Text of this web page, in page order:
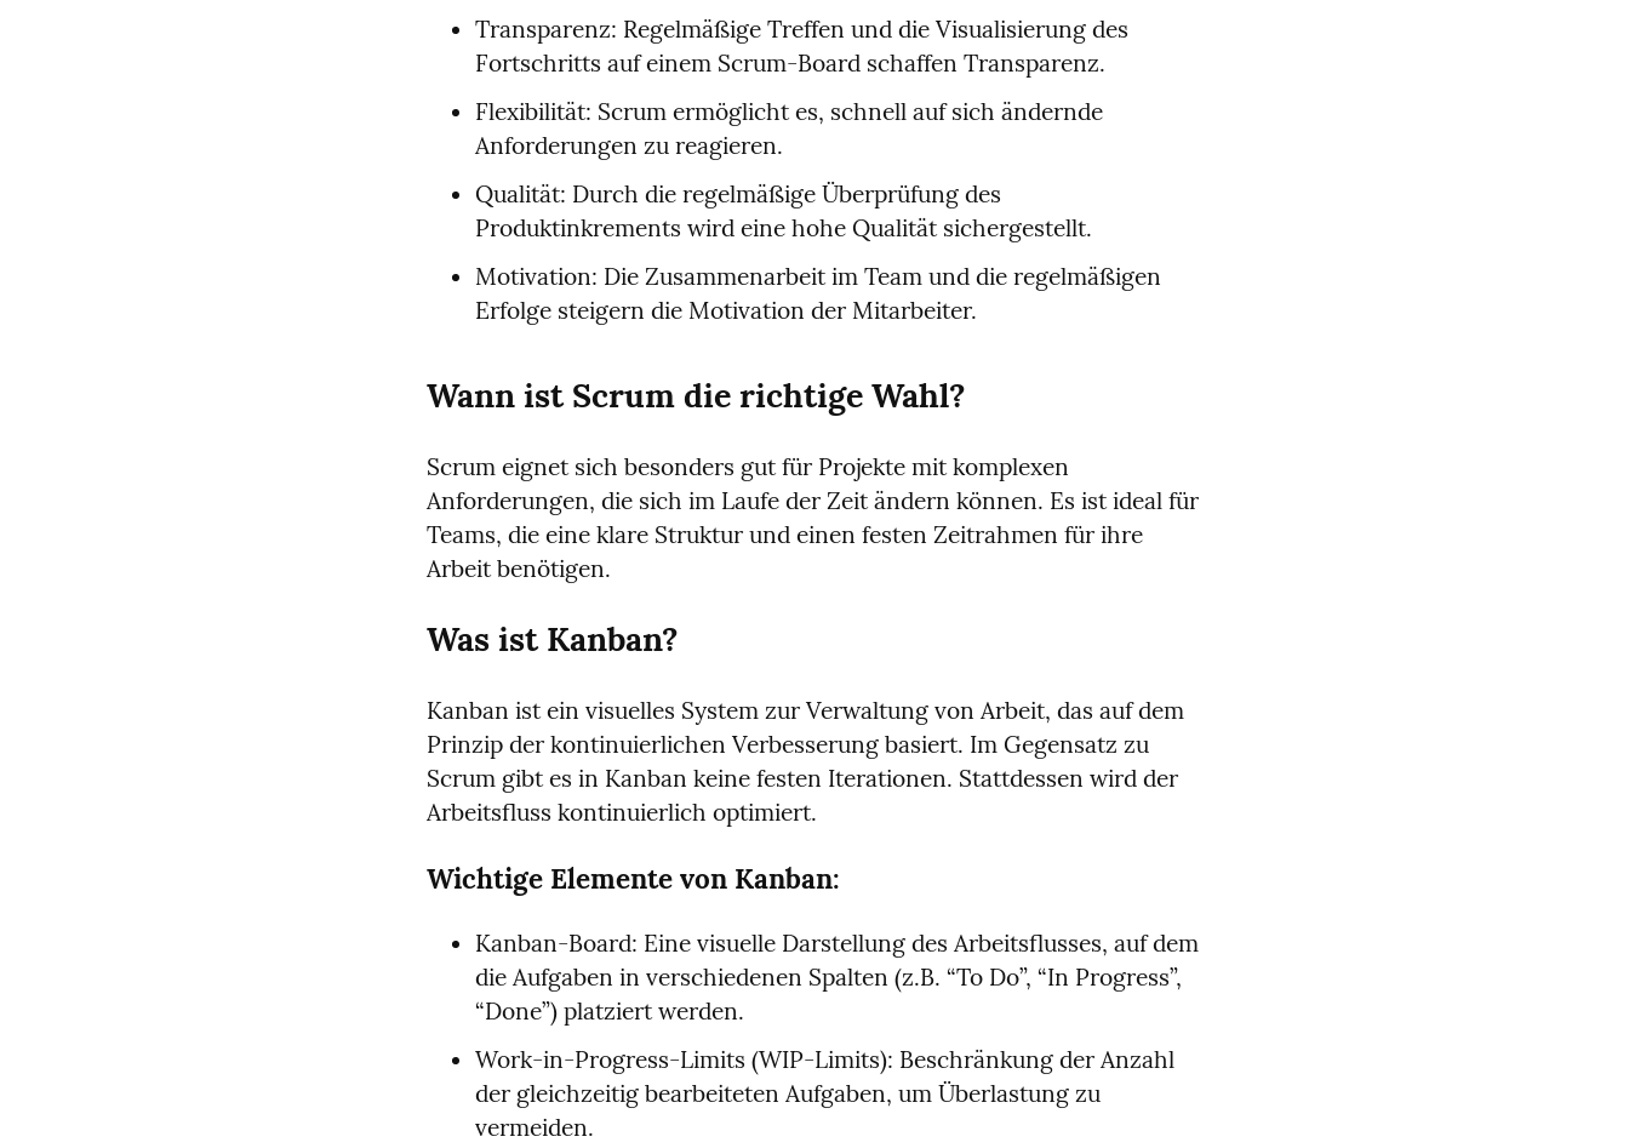
Transparenz: Regelmäßige Treffen und die Visualisierung des
Fortschritts auf einem Scrum-Board schaffen Transparenz.
Flexibilität: Scrum ermöglicht es, schnell auf sich ändernde
Anforderungen zu reagieren.
Qualität: Durch die regelmäßige Überprüfung des
Produktinkrements wird eine hohe Qualität sichergestellt.
Motivation: Die Zusammenarbeit im Team und die regelmäßigen
Erfolge steigern die Motivation der Mitarbeiter.
Wann ist Scrum die richtige Wahl?
Scrum eignet sich besonders gut für Projekte mit komplexen
Anforderungen, die sich im Laufe der Zeit ändern können. Es ist ideal für
Teams, die eine klare Struktur und einen festen Zeitrahmen für ihre
Arbeit benötigen.
Was ist Kanban?
Kanban ist ein visuelles System zur Verwaltung von Arbeit, das auf dem
Prinzip der kontinuierlichen Verbesserung basiert. Im Gegensatz zu
Scrum gibt es in Kanban keine festen Iterationen. Stattdessen wird der
Arbeitsfluss kontinuierlich optimiert.
Wichtige Elemente von Kanban:
Kanban-Board: Eine visuelle Darstellung des Arbeitsflusses, auf dem
die Aufgaben in verschiedenen Spalten (z.B. “To Do”, “In Progress”,
“Done”) platziert werden.
Work-in-Progress-Limits (WIP-Limits): Beschränkung der Anzahl
der gleichzeitig bearbeiteten Aufgaben, um Überlastung zu
vermeiden.